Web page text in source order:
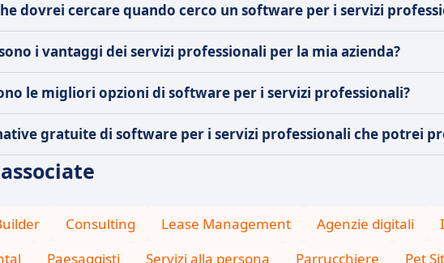
dovrei cercare quando cerco un software per i servizi
i vantaggi dei servizi professionali per la mia azienda?
le migliori opzioni di software per i servizi professionali?
gratuite di software per i servizi professionali che potrei
Consulting Lease Management Agenzie digitali
Paesaggisti Servizi alla persona Parrucchiere Pet